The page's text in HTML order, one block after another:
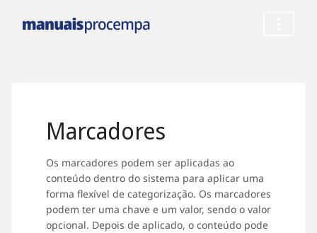
Marcadores
Os marcadores podem ser aplicadas ao
conteúdo dentro do sistema para aplicar uma
forma flexível de categorização. Os marcadores
podem ter uma chave e um valor, sendo o valor
opcional. Depois de aplicado, o conteúdo pode